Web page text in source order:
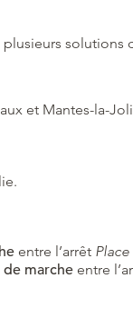
solutions
et Mantes-la-
entre l’arrêt Place
marche entre